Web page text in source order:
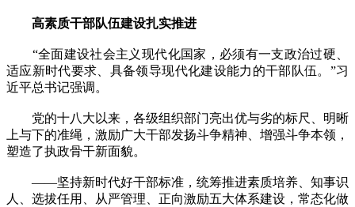
高素质干部队伍建设扎实推进
“全面建设社会主义现代化国家，必须有一支政治过硬、
适应新时代要求、具备领导现代化建设能力的干部队伍。”习
近平总书记强调。
党的十八大以来，各级组织部门亮出优与劣的标尺、明晰
上与下的准绳，激励广大干部发扬斗争精神、增强斗争本领，
塑造了执政骨干新面貌。
——坚持新时代好干部标准，统筹推进素质培养、知事识
人、选拔任用、从严管理、正向激励五大体系建设，常态化做